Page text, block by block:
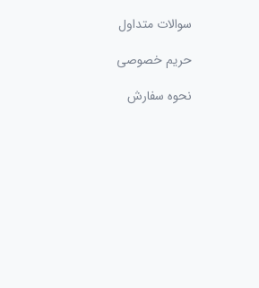
سوالات متداول
حریم خصوصی
نحوه سفارش